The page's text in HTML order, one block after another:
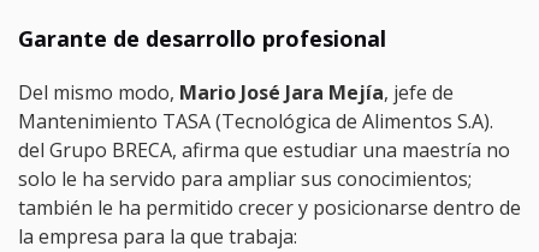
Garante de desarrollo profesional
Del mismo modo, Mario José Jara Mejía, jefe de
Mantenimiento TASA (Tecnológica de Alimentos S.A).
del Grupo BRECA, afirma que estudiar una maestría no
solo le ha servido para ampliar sus conocimientos;
también le ha permitido crecer y posicionarse dentro de
la empresa para la que trabaja: